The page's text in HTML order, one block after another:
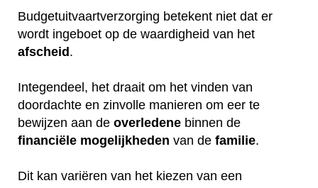
Budgetuitvaartverzorging betekent niet dat er
wordt ingeboet op de waardigheid van het
afscheid .
Integendeel, het draait om het vinden van
doordachte en zinvolle manieren om eer te
bewijzen aan de overledene binnen de
financiële mogelijkheden van de familie.
Dit kan variëren van het kiezen van een